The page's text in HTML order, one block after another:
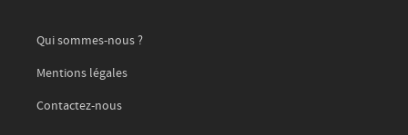
Qui sommes-nous ?
Mentions légales
Contactez-nous